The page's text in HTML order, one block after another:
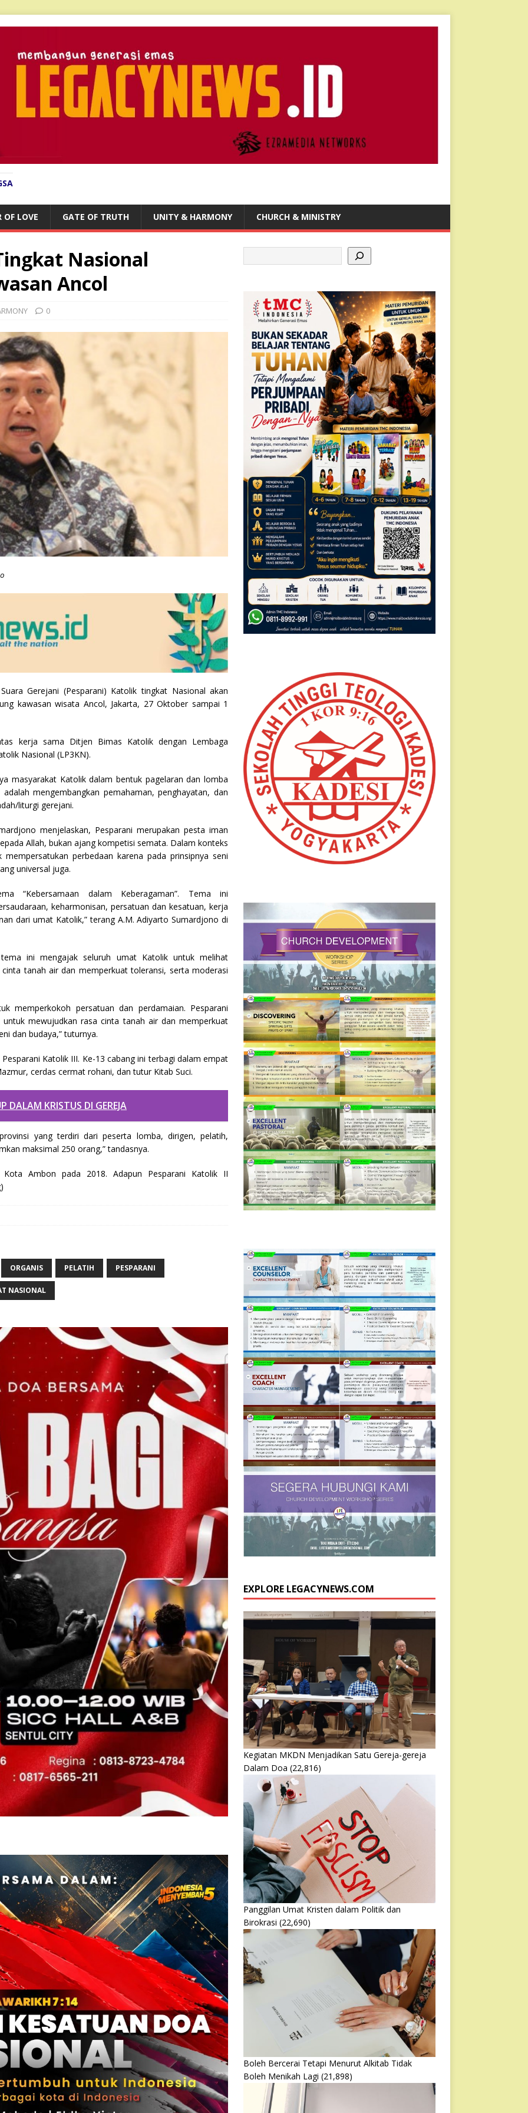
OF LOVE GATE OF TRUTH UNITY & HARMONY CHURCH & MINISTRY
Nasional
Ancol
0
Gerejani (Pesparani) Katolik tingkat Nasional akan
kawasan wisata Ancol, Jakarta, 27 Oktober sampai 1
kerja sama Ditjen Bimas Katolik dengan Lembaga
Nasional (LP3KN).
masyarakat Katolik dalam bentuk pagelaran dan lomba
mengembangkan pemahaman, penghayatan, dan
liturgi gerejani.
menjelaskan, Pesparani merupakan pesta iman
Allah, bukan ajang kompetisi semata. Dalam konteks
perbedaan karena pada prinsipnya seni
universal juga.
“Kebersamaan dalam Keberagaman”. Tema ini
keharmonisan, persatuan dan kesatuan, kerja
dari umat Katolik,” terang A.M. Adiyarto Sumardjono di
ini mengajak seluruh umat Katolik untuk melihat
tanah air dan memperkuat toleransi, serta moderasi
memperkokoh persatuan dan perdamaian. Pesparani
mewujudkan rasa cinta tanah air dan memperkuat
dan budaya,” tuturnya.
Katolik III. Ke-13 cabang ini terbagi dalam empat
cerdas cermat rohani, dan tutur Kitab Suci.
DALAM KRISTUS DI GEREJA
yang terdiri dari peserta lomba, dirigen, pelatih,
maksimal 250 orang,” tandasnya.
Ambon pada 2018. Adapun Pesparani Katolik II
ORGANIS PELATIH PESPARANI
NASIONAL
EXPLORE LEGACYNEWS.COM
Kegiatan MKDN Menjadikan Satu Gereja-gereja
Dalam Doa (22,816)
Panggilan Umat Kristen dalam Politik dan
Birokrasi (22,690)
Boleh Bercerai Tetapi Menurut Alkitab Tidak
Boleh Menikah Lagi (21,898)